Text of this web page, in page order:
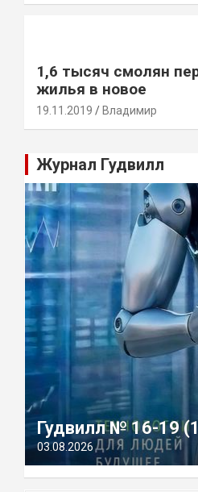
1,6 тысяч смолян
жилья в новое
19.11.2019 Владимир
Журнал Гудвилл
Гудвилл № 16-19
03.08.2026